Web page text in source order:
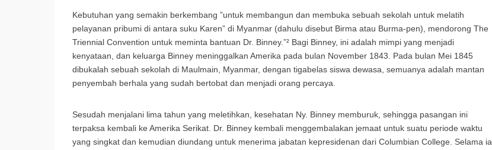
Kebutuhan yang semakin berkembang ”untuk membangun dan membuka sebuah sekolah untuk melatih
pelayanan pribumi di antara suku Karen” di Myanmar (dahulu disebut Birma atau Burma-pen), mendorong The
Triennial Convention untuk meminta bantuan Dr. Binney.”² Bagi Binney, ini adalah mimpi yang menjadi
kenyataan, dan keluarga Binney meninggalkan Amerika pada bulan November 1843. Pada bulan Mei 1845
dibukalah sebuah sekolah di Maulmain, Myanmar, dengan tigabelas siswa dewasa, semuanya adalah mantan
penyembah berhala yang sudah bertobat dan menjadi orang percaya.
Sesudah menjalani lima tahun yang meletihkan, kesehatan Ny. Binney memburuk, sehingga pasangan ini
terpaksa kembali ke Amerika Serikat. Dr. Binney kembali menggembalakan jemaat untuk suatu periode waktu
yang singkat dan kemudian diundang untuk menerima jabatan kepresidenan dari Columbian College. Selama ia